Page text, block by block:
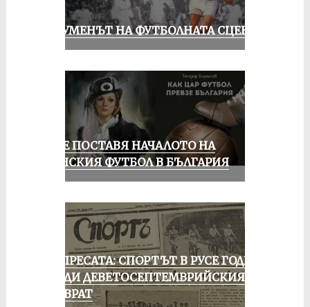
ШОУМЕНЪТ НА ФУТБОЛНАТА СЦЕНА
РУСЕ ПОСТАВЯ НАЧАЛОТО НА
ЖЕНСКИЯ ФУТБОЛ В БЪЛГАРИЯ
ОТ ПРЕСАТА: СПОРТЪТ В РУСЕ ГОДИНА
ПРЕДИ ДЕВЕТОСЕПТЕМВРИЙСКИЯ
ПРЕВРАТ